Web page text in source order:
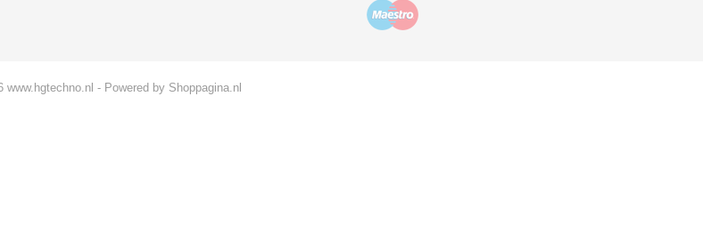
www.hgtechno.nl - Powered by Shoppagina.nl